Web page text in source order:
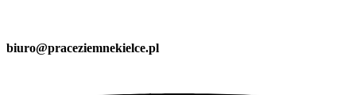
biuro@praceziemnekielce.pl